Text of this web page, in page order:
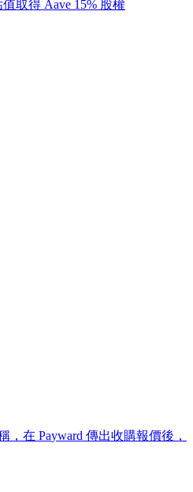
值取得 Aave 1 5% 股權
， 在 Payward 傳出收購報價後 ，